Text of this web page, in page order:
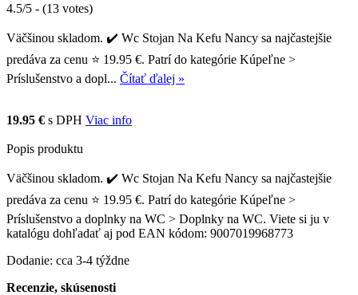
4.5/5 - (13 votes)
Väčšinou skladom. ✔️ Wc Stojan Na Kefu Nancy sa najčastejšie
predáva za cenu ⭐ 19.95 €. Patrí do kategórie Kúpeľne >
Príslušenstvo a dopl... Čítať ďalej »
19.95 € s DPH Viac info
Popis produktu
Väčšinou skladom. ✔️ Wc Stojan Na Kefu Nancy sa najčastejšie
predáva za cenu ⭐ 19.95 €. Patrí do kategórie Kúpeľne >
Príslušenstvo a doplnky na WC > Doplnky na WC. Viete si ju v
katalógu dohľadať aj pod EAN kódom: 9007019968773
Dodanie: cca 3-4 týždne
Recenzie, skúsenosti